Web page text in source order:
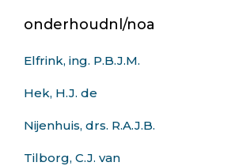
onderhoudnl/noa
Elfrink, ing. P.B.J.M.
Hek, H.J. de
Nijenhuis, drs. R.A.J.B.
Tilborg, C.J. van